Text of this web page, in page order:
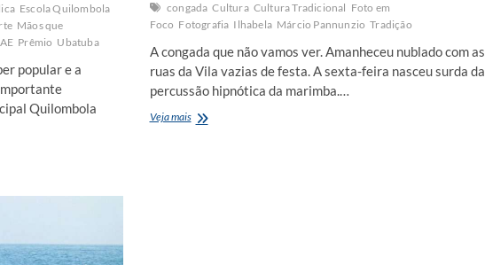
Escola Quilombola
Mãos que
Prêmio Ubatuba
popular e a
Quilombola
congada Cultura Cultura Tradicional Foto em
Foco Fotografia Ilhabela Márcio Pannunzio Tradição
A congada que não vamos ver. Amanheceu nublado com as
ruas da Vila vazias de festa. A sexta-feira nasceu surda da
percussão hipnótica da marimba.…
Veja maisfoto